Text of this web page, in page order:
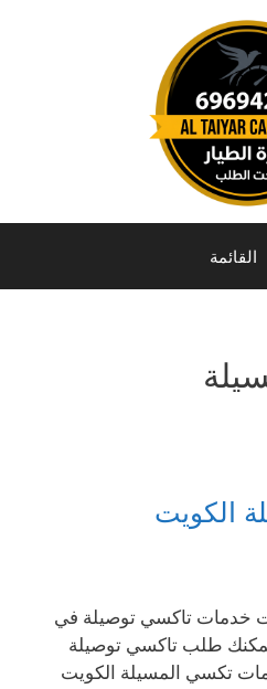
القائمة
الكويت
خدمات تاكسي توصيلة في
الآن يمكنك طلب تاكسي توصيلة
تكسي المسيلة الكويت